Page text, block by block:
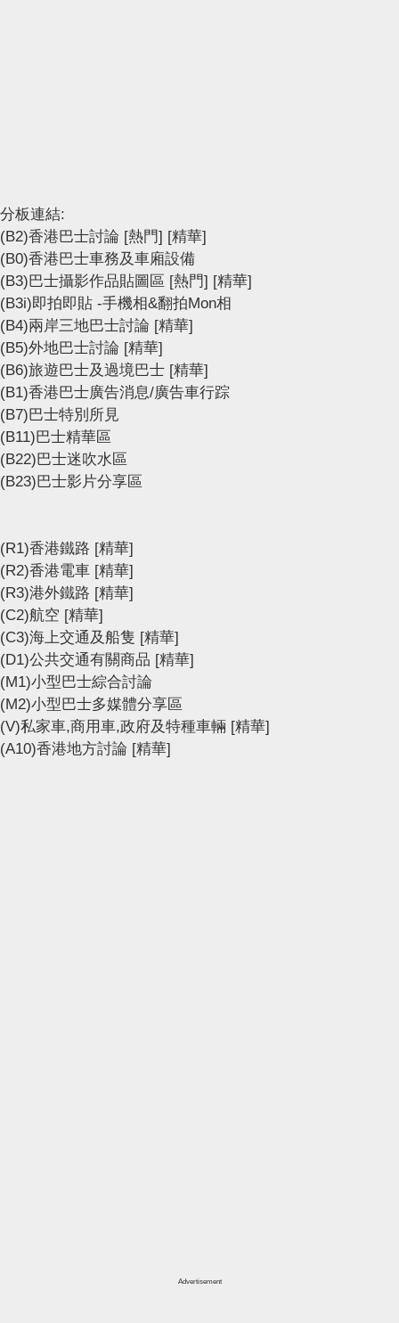
分板連結:
(B2)香港巴士討論 [熱門] [精華]
(B0)香港巴士車務及車廂設備
(B3)巴士攝影作品貼圖區 [熱門] [精華]
(B3i)即拍即貼 -手機相&翻拍Mon相
(B4)兩岸三地巴士討論 [精華]
(B5)外地巴士討論 [精華]
(B6)旅遊巴士及過境巴士 [精華]
(B1)香港巴士廣告消息/廣告車行踪
(B7)巴士特別所見
(B11)巴士精華區
(B22)巴士迷吹水區
(B23)巴士影片分享區
(R1)香港鐵路 [精華]
(R2)香港電車 [精華]
(R3)港外鐵路 [精華]
(C2)航空 [精華]
(C3)海上交通及船隻 [精華]
(D1)公共交通有關商品 [精華]
(M1)小型巴士綜合討論
(M2)小型巴士多媒體分享區
(V)私家車,商用車,政府及特種車輛 [精華]
(A10)香港地方討論 [精華]
Advertisement